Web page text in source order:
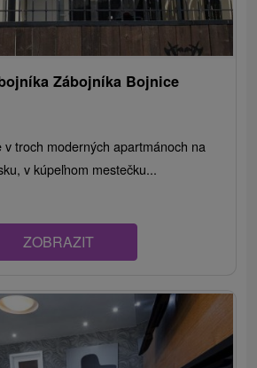
Zábojníka Bojnice
v troch moderných apartmánoch na
v kúpeľnom mestečku...
ZOBRAZIT